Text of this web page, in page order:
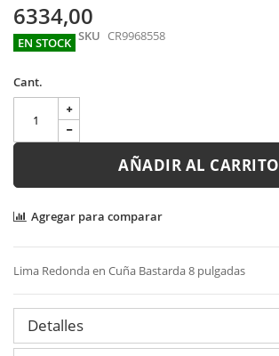
images
gallery
6334,00
EN STOCK SKU CR9968558
Cant.
AÑADIR AL CARRITO
Agregar para comparar
Lima Redonda en Cuña Bastarda 8 pulgadas
Detalles